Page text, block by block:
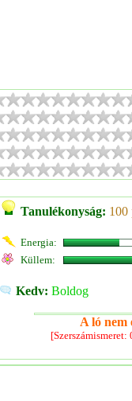
Tanulékonyság: 100
Energia:
Küllem:
Kedv: Boldog
A ló nem